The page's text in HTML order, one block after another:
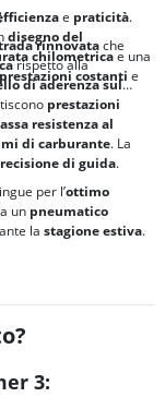
e praticità.
disegno del
chilometricae una
prestazioni costanti e
rinnovatache
rispetto alla
di aderenza sul
prestazioni
resistenza al
di carburante. La
di guida.
per l’ottimo
un pneumatico
la stagione estiva.
3: